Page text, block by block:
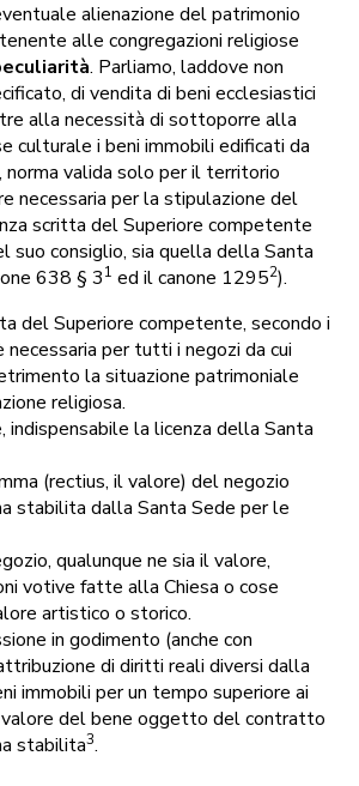
alienazione del patrimonio
alle congregazioni religiose
. Parliamo, laddove non
di vendita di beni ecclesiastici
alla necessità di sottoporre alla
culturale i beni immobili edificati da
norma valida solo per il territorio
necessaria per la stipulazione del
scritta del Superiore competente
suo consiglio, sia quella della Santa
638 § 31 ed il canone 12952).
del Superiore competente, secondo i
per tutti i negozi da cui
la situazione patrimoniale
religiosa.
indispensabile la licenza della Santa
(rectius, il valore) del negozio
stabilita dalla Santa Sede per le
qualunque ne sia il valore,
votive fatte alla Chiesa o cose
artistico o storico.
in godimento (anche con
di diritti reali diversi dalla
immobili per un tempo superiore ai
valore del bene oggetto del contratto
stabilita3.